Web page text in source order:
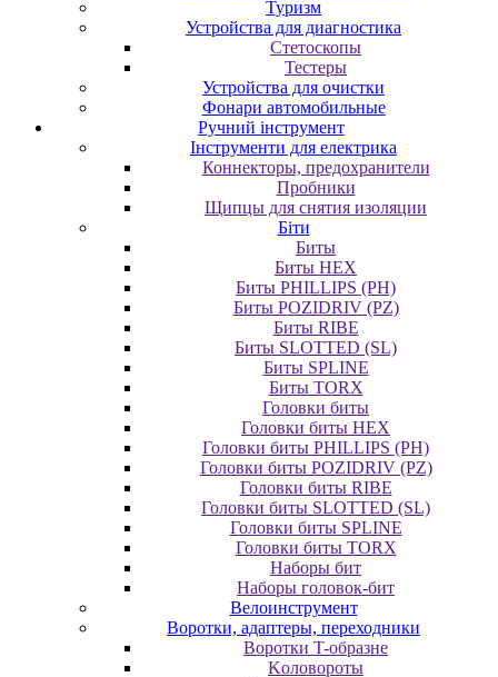
Туризм
Устройства для диагностика
Стетоскопы
Тестеры
Устройства для очистки
Фонари автомобильные
Ручний інструмент
Інструменти для електрика
Коннекторы, предохранители
Пробники
Щипцы для снятия изоляции
Біти
Биты
Биты HEX
Биты PHILLIPS (PH)
Биты POZIDRIV (PZ)
Биты RIBE
Биты SLOTTED (SL)
Биты SPLINE
Биты TORX
Головки биты
Головки биты HEX
Головки биты PHILLIPS (PH)
Головки биты POZIDRIV (PZ)
Головки биты RIBE
Головки биты SLOTTED (SL)
Головки биты SPLINE
Головки биты TORX
Наборы бит
Наборы головок-бит
Велоинструмент
Воротки, адаптеры, переходники
Bopoтки T-oбpaзне
Koлoвopoты